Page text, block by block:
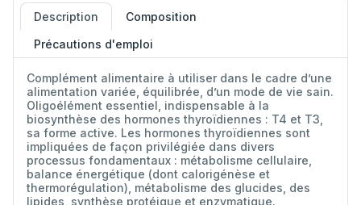
Description
Composition
Précautions d'emploi
Complément alimentaire à utiliser dans le cadre d’une
alimentation variée, équilibrée, d’un mode de vie sain.
Oligoélément essentiel, indispensable à la
biosynthèse des hormones thyroïdiennes : T4 et T3,
sa forme active. Les hormones thyroïdiennes sont
impliquées de façon privilégiée dans divers
processus fondamentaux : métabolisme cellulaire,
balance énergétique (dont calorigénèse et
thermorégulation), métabolisme des glucides, des
lipides, synthèse protéique et enzymatique.